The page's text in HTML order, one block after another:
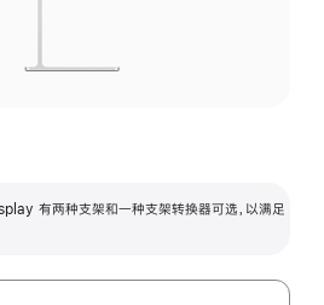
有两种支架和一种支架转换器可选，以满足